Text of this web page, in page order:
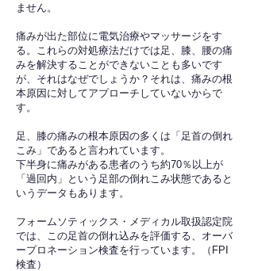
ません。
痛みが出た部位に電気治療やマッサージをす
る。これらの対処療法だけでは足、膝、腰の痛
みを解決することができないことも多いです
が、それはなぜでしょうか？それは、痛みの根
本原因に対してアプローチしていないからで
す。
足、膝の痛みの根本原因の多くは「足首の倒れ
こみ」であると言われています。
下半身に痛みがある患者のうち約70％以上が
「過回内」という足部の倒れこみ状態であると
いうデータもあります。
フォームソティックス・メディカル取扱認定院
では、この足首の倒れ込みを評価する、オーバ
ープロネーション検査を行っています。（FPI
検査）​